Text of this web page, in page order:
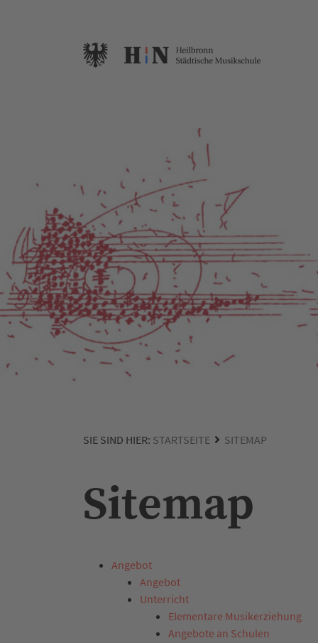
SIE SIND HIER: STARTSEITE SITEMAP
Sitemap
Angebot
Angebot
Unterricht
Elementare Musikerziehung
Angebote an Schulen